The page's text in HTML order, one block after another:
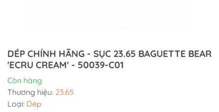
DÉP CHÍNH HÃNG - SỤC 23.65 BAGUETTE BEAR
'ECRU CREAM' - 50039-C01
Còn hàng
Thương hiệu: 23.65
Loại: Dép